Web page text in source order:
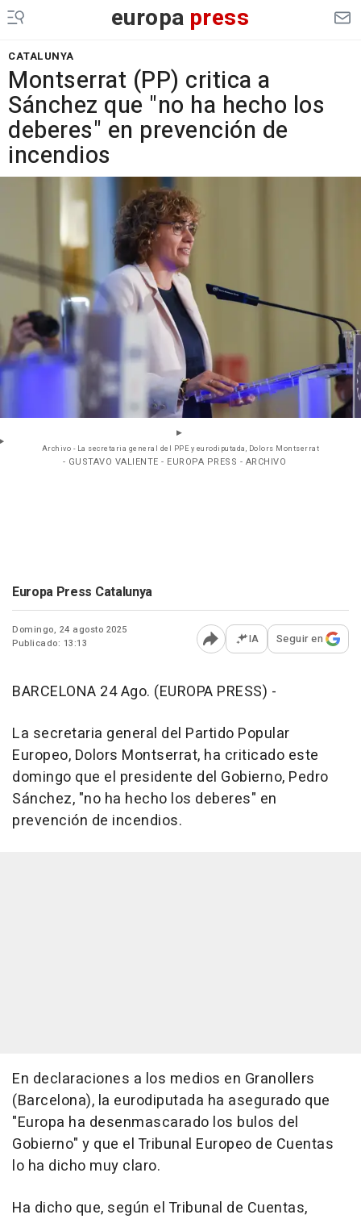
europa press
CATALUNYA
Montserrat (PP) critica a
Sánchez que "no ha hecho los
deberes" en prevención de
incendios
Archivo - La secretaria general del PPE y eurodiputada, Dolors Montserrat
- GUSTAVO VALIENTE - EUROPA PRESS - ARCHIVO
Europa Press Catalunya
Domingo, 24 agosto 2025
Publicado: 13:13
Abrir opciones para
IA Seguir en
BARCELONA 24 Ago. (EUROPA PRESS) -
La secretaria general del Partido Popular
Europeo, Dolors Montserrat, ha criticado este
domingo que el presidente del Gobierno, Pedro
Sánchez, "no ha hecho los deberes" en
prevención de incendios.
En declaraciones a los medios en Granollers
(Barcelona), la eurodiputada ha asegurado que
"Europa ha desenmascarado los bulos del
Gobierno" y que el Tribunal Europeo de Cuentas
lo ha dicho muy claro.
Ha dicho que, según el Tribunal de Cuentas,